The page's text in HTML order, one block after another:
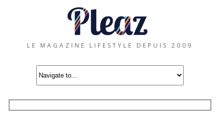
LE MAGAZINE LIFESTYLE DEPUIS 2009